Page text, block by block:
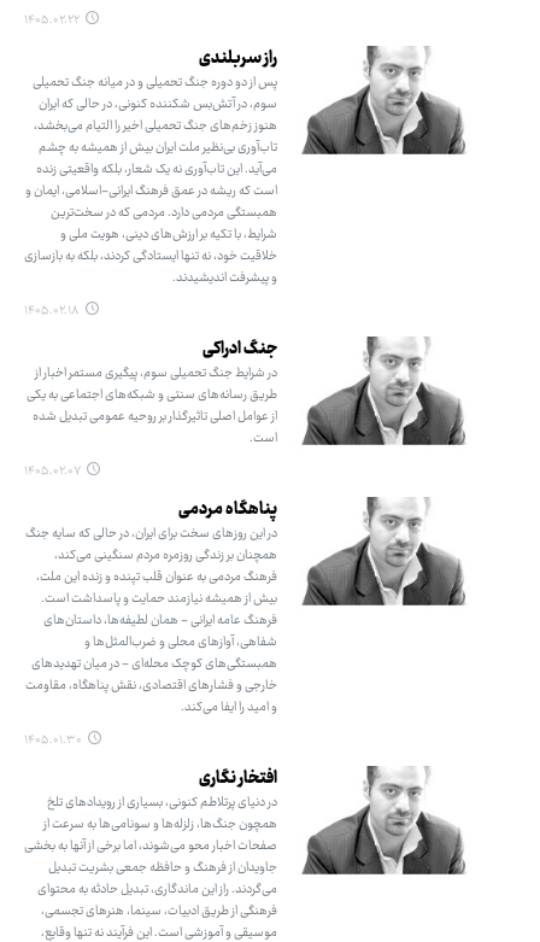
۱۴۰۵.۰۲.۲۲
راز سربلندی
پس از دو دوره جنگ تحمیلی و در میانه جنگ تحمیلی
سوم، در آتش‌بس شکننده کنونی، در حالی که ایران
هنوز زخم‌های جنگ تحمیلی اخیر را التیام می‌بخشد،
تاب‌آوری بی‌نظیر ملت ایران بیش از همیشه به چشم
می‌آید. این تاب‌آوری نه یک شعار، بلکه واقعیتی زنده
است که ریشه در عمق فرهنگ ایرانی-اسلامی، ایمان و
همبستگی مردمی دارد. مردمی که در سخت‌ترین
شرایط، با تکیه بر ارزش‌های دینی، هویت ملی و
خلاقیت خود، نه تنها ایستادگی کردند، بلکه به بازسازی
و پیشرفت اندیشیدند.
۱۴۰۵.۰۲.۱۸
جنگ ادراکی
در شرایط جنگ تحمیلی سوم، پیگیری مستمر اخبار از
طریق رسانه‌های سنتی و شبکه‌های اجتماعی به یکی
از عوامل اصلی تاثیرگذار بر روحیه عمومی تبدیل شده
است.
۱۴۰۵.۰۲.۰۷
پناهگاه مردمی
در این روزهای سخت برای ایران، در حالی که سایه جنگ
همچنان بر زندگی روزمره مردم سنگینی می‌کند،
فرهنگ مردمی به عنوان قلب تپنده و زنده این ملت،
بیش از همیشه نیازمند حمایت و پاسداشت است.
فرهنگ عامه ایرانی - همان لطیفه‌ها، داستان‌های
شفاهی، آوازهای محلی و ضرب‌المثل‌ها و
همبستگی‌های کوچک محله‌ای - در میان تهدیدهای
خارجی و فشارهای اقتصادی، نقش پناهگاه، مقاومت
و امید را ایفا می‌کند.
۱۴۰۵.۰۱.۳۰
افتخار نگاری
در دنیای پرتلاطم کنونی، بسیاری از رویدادهای تلخ
همچون جنگ‌ها، زلزله‌ها و سونامی‌ها به سرعت از
صفحات اخبار محو می‌شوند، اما برخی از آنها به بخشی
جاویدان از فرهنگ و حافظه جمعی بشریت تبدیل
می‌گردند. راز این ماندگاری، تبدیل حادثه به محتوای
فرهنگی از طریق ادبیات، سینما، هنرهای تجسمی،
موسیقی و آموزشی است. این فرآیند نه تنها وقایع،